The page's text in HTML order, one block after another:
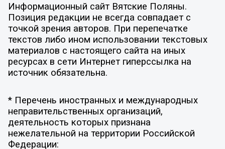
Информационный сайт Вятские Поляны.
Позиция редакции не всегда совпадает с
точкой зрения авторов. При перепечатке
текстов либо ином использовании текстовых
материалов с настоящего сайта на иных
ресурсах в сети Интернет гиперссылка на
источник обязательна.
* Перечень иностранных и международных
неправительственных организаций,
деятельность которых признана
нежелательной на территории Российской
Федерации: